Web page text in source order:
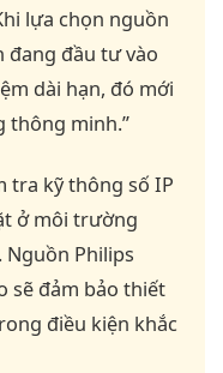
lựa chọn nguồn
đang đầu tư vào
dài hạn, đó mới
thông minh.”
tra kỹ thông số IP
ở môi trường
Nguồn Philips
sẽ đảm bảo thiết
điều kiện khắc